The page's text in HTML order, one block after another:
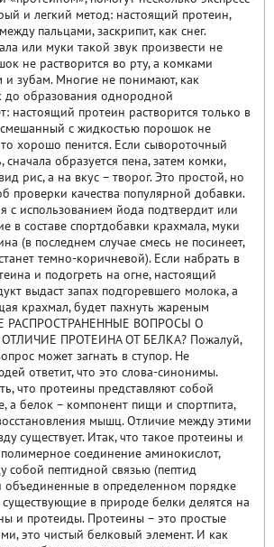
и легкий метод: настоящий протеин,
пальцами, заскрипит, как снег.
или муки такой звук произвести не
не растворится во рту, а комками
и зубам. Многие не понимают, как
до образования однородной
настоящий протеин растворится только в
с жидкостью порошок не
хорошо пенится. Если сывороточный
сначала образуется пена, затем комки,
рис, а на вкус – творог. Это простой, но
проверки качества популярной добавки.
с использованием йода подтвердит или
в составе спортдобавки крахмала, муки
(в последнем случае смесь не посинеет,
темно-коричневой). Если набрать в
и подогреть на огне, настоящий
выдаст запах подгоревшего молока, а
крахмал, будет пахнуть жареным
РАСПРОСТРАНЕННЫЕ ВОПРОСЫ О
ПРОТЕИНА ОТ БЕЛКА? Пожалуй,
может загнать в ступор. Не
ответит, что это слова-синонимы.
что протеины представляют собой
а белок – компонент пищи и спортпита,
мышц. Отличие между этими
существует. Итак, что такое протеины и
соединение аминокислот,
пептидной связью (пептид
объединенные в определенном порядке
в природе белки делятся на
и протеиды. Протеины – это простые
это чистый белковый элемент. И как